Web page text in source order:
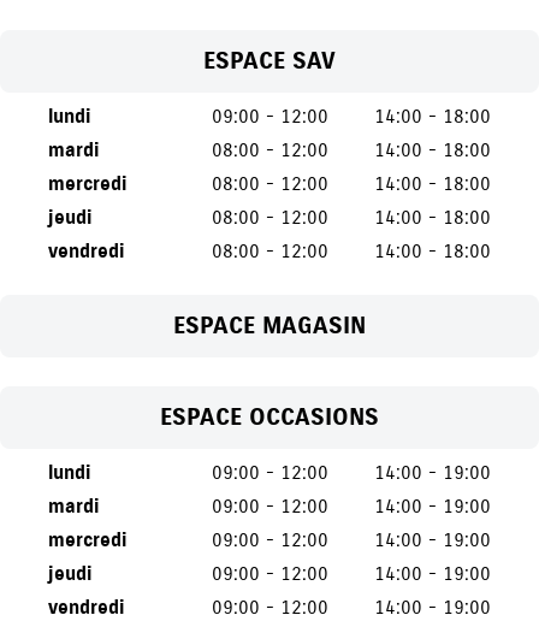
ESPACE SAV
lundi 09:00 - 12:00
14:00 - 18:00
mardi
08:00 - 12:00
14:00 - 18:00
mercredi
08:00 - 12:00
14:00 - 18:00
jeudi
08:00 - 12:00
14:00 - 18:00
vendredi
08:00 - 12:00 14:00 - 18:00
ESPACE MAGASIN
ESPACE OCCASIONS
lundi 09:00 - 12:00
14:00 - 19:00
mardi
09:00 - 12:00
14:00 - 19:00
mercredi
09:00 - 12:00
14:00 - 19:00
jeudi
09:00 - 12:00
14:00 - 19:00
vendredi
09:00 - 12:00
14:00 - 19:00